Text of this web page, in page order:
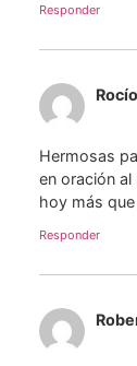
Responder
Hermosas
en oración
hoy más
Responder